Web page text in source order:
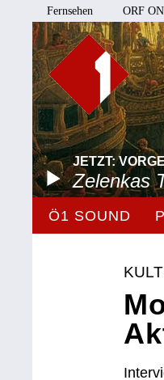
Fernsehen ORF ON
JETZT:
Zelenkas
Ö1 SOUND